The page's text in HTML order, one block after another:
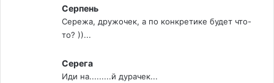
Серпень
Сережа, дружочек, а по конкретике будет что-
то? ))...
Серега
Иди на.........й дурачек...